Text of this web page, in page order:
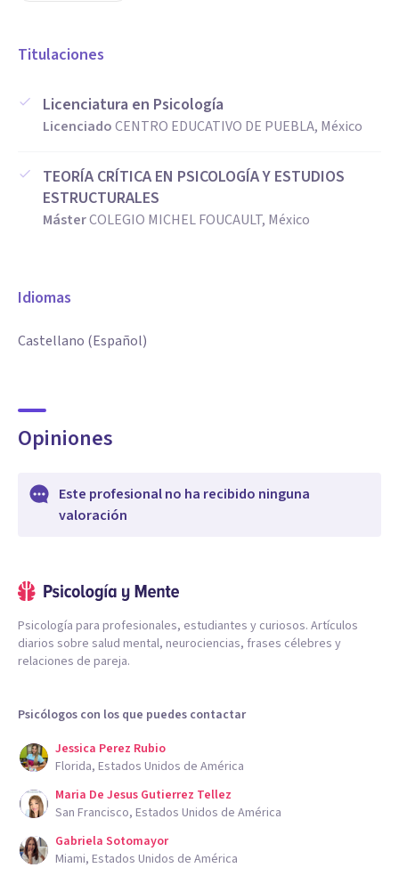
Titulaciones
Licenciatura en Psicología
LicenciadoCENTRO EDUCATIVO DE PUEBLA, México
TEORÍA CRÍTICA EN PSICOLOGÍA Y ESTUDIOS
ESTRUCTURALES
MásterCOLEGIO MICHEL FOUCAULT, México
Idiomas
Castellano (Español)
Opiniones
Este profesional no ha recibido ninguna
valoración
Psicología para profesionales, estudiantes y curiosos. Artículos
diarios sobre salud mental, neurociencias, frases célebres y
relaciones de pareja.
Psicólogos con los que puedes contactar
Jessica Perez Rubio
Florida, Estados Unidos de América
Maria De Jesus Gutierrez Tellez
San Francisco, Estados Unidos de América
Gabriela Sotomayor
Miami, Estados Unidos de América